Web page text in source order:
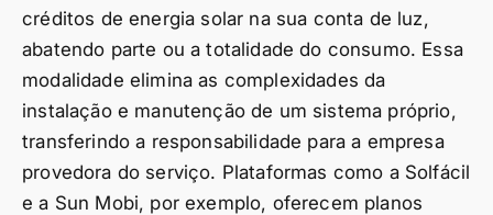
créditos de energia solar na sua conta de luz,
abatendo parte ou a totalidade do consumo. Essa
modalidade elimina as complexidades da
instalação e manutenção de um sistema próprio,
transferindo a responsabilidade para a empresa
provedora do serviço. Plataformas como a Solfácil
e a Sun Mobi, por exemplo, oferecem planos